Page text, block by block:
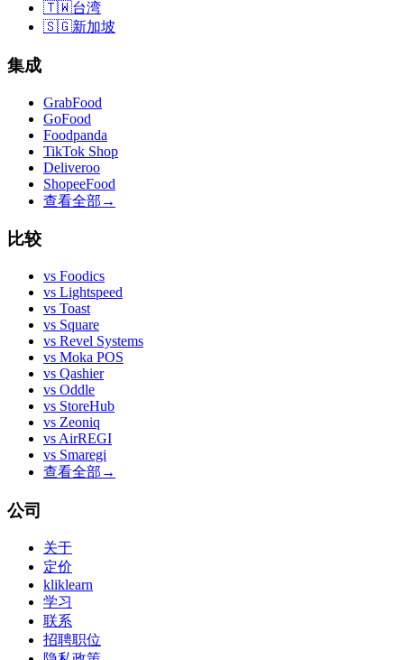
🇹🇼台湾
🇸🇬新加坡
集成
GrabFood
GoFood
Foodpanda
TikTok Shop
Deliveroo
ShopeeFood
查看全部 →
比较
vs Foodics
vs Lightspeed
vs Toast
vs Square
vs Revel Systems
vs Moka POS
vs Qashier
vs Oddle
vs StoreHub
vs Zeoniq
vs AirREGI
vs Smaregi
查看全部 →
公司
关于
定价
kliklearn
学习
联系
招聘职位